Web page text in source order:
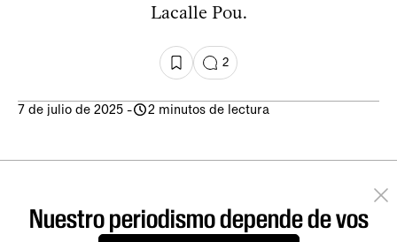
Lacalle Pou.
2
7 de julio de 2025 - 2 minutos de lectura
Nuestro periodismo depende de vos